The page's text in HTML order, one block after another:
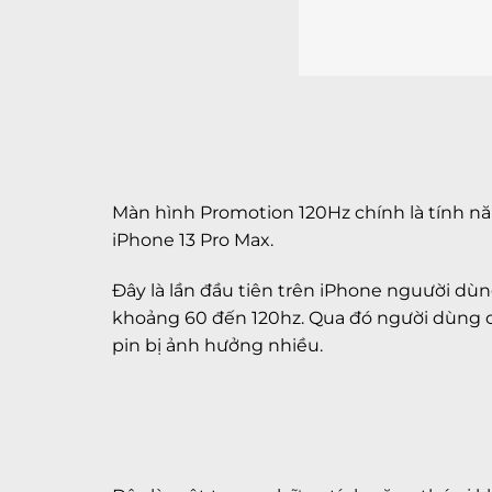
Màn hình Promotion 120Hz chính là tính
iPhone 13 Pro Max.
Đây là lần đầu tiên trên iPhone nguười
khoảng 60 đến 120hz. Qua đó người
pin bị ảnh hưởng nhiều.